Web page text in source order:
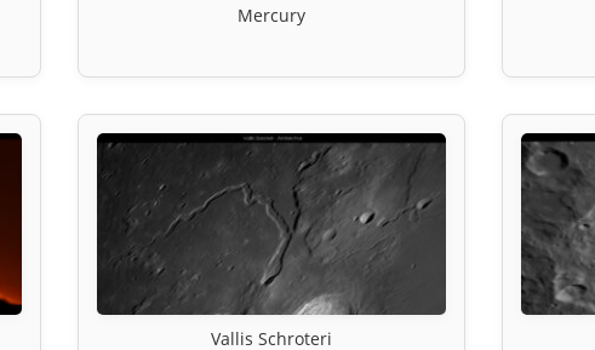
Mercury
Vallis Schroteri